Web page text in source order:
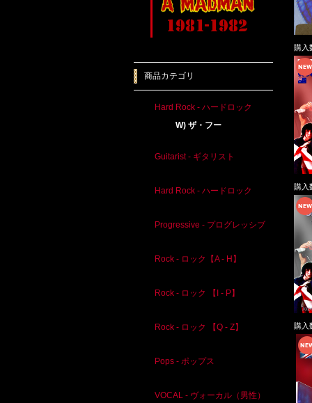
購入
購入
購入
商品カテゴリ
Hard Rock - ハードロック
W) ザ・フー
Guitarist - ギタリスト
Hard Rock - ハードロック
Progressive - プログレッシブ
Rock - ロック【A - H】
Rock - ロック 【I - P】
Rock - ロック 【Q - Z】
Pops - ポップス
VOCAL - ヴォーカル（男性）